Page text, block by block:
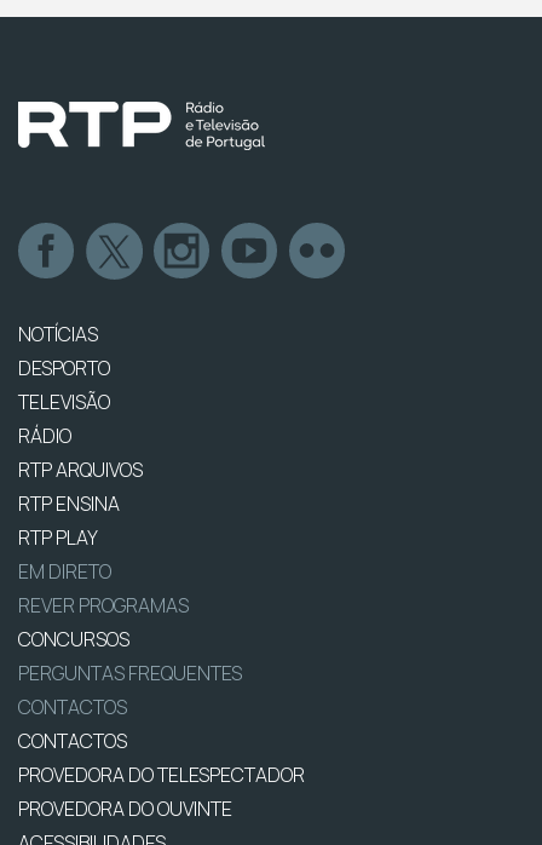
NOTÍCIAS
DESPORTO
TELEVISÃO
RÁDIO
RTP ARQUIVOS
RTP ENSINA
RTP PLAY
EM DIRETO
REVER PROGRAMAS
CONCURSOS
PERGUNTAS FREQUENTES
CONTACTOS
CONTACTOS
PROVEDORA DO TELESPECTADOR
PROVEDORA DO OUVINTE